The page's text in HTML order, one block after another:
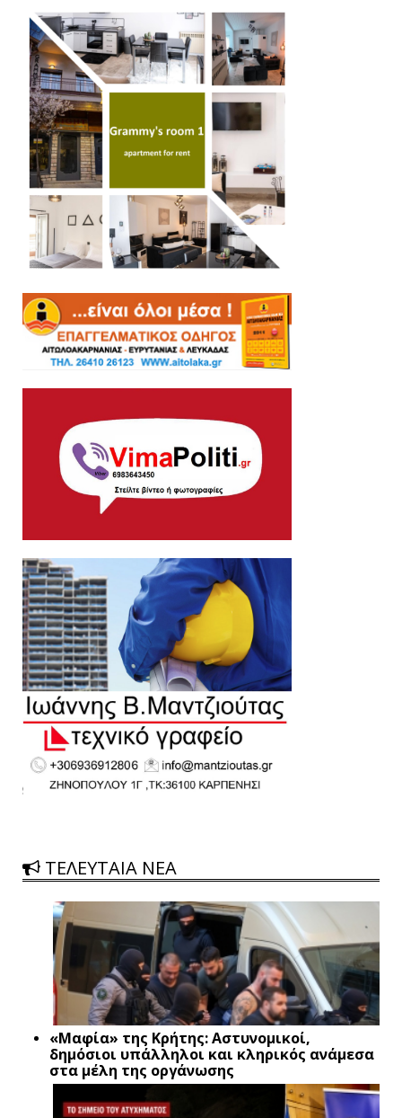
ΤΕΛΕΥΤΑΙΑ ΝΕΑ
«Μαφία» της Κρήτης: Αστυνομικοί,
δημόσιοι υπάλληλοι και κληρικός ανάμεσα
στα μέλη της οργάνωσης